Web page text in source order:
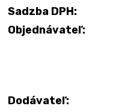
Sadzba DPH:
Objednávateľ:
Dodávateľ: